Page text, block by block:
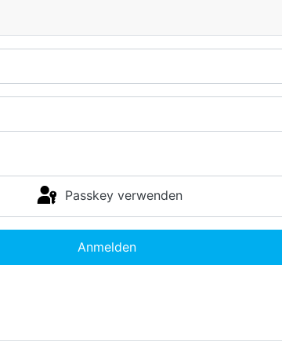
Passkey verwenden
Anmelden